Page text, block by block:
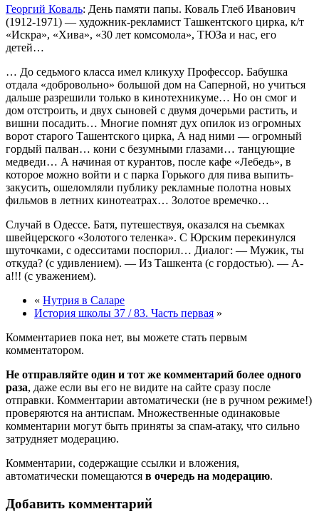
Георгий Коваль: День памяти папы. Коваль Глеб Иванович
(1912-1971) — художник-рекламист Ташкентского цирка, к/т
«Искра», «Хива», «30 лет комсомола», ТЮЗа и нас, его
детей…
… До седьмого класса имел кликуху Профессор. Бабушка
отдала «добровольно» большой дом на Саперной, но учиться
дальше разрешили только в кинотехникуме… Но он смог и
дом отстроить, и двух сыновей с двумя дочерьми растить, и
вишни посадить… Многие помнят дух опилок из огромных
ворот старого Ташентского цирка, А над ними — огромный
гордый палван… кони с безумными глазами… танцующие
медведи… А начиная от курантов, после кафе «Лебедь», в
которое можно войти и с парка Горького для пива выпить-
закусить, ошеломляли публику рекламные полотна новых
фильмов в летних кинотеатрах… Золотое времечко…
Случай в Одессе. Батя, путешествуя, оказался на съемках
швейцерского «Золотого теленка». С Юрским перекинулся
шуточками, с одесситами поспорил… Диалог: — Мужик, ты
откуда? (с удивлением). — Из Ташкента (с гордостью). — А-
а!!! (с уважением).
« Нутрия в Саларе
История школы 37 / 83. Часть первая »
Комментариев пока нет, вы можете стать первым
комментатором.
Не отправляйте один и тот же комментарий более одного
раза, даже если вы его не видите на сайте сразу после
отправки. Комментарии автоматически (не в ручном режиме!)
проверяются на антиспам. Множественные одинаковые
комментарии могут быть приняты за спам-атаку, что сильно
затрудняет модерацию.
Комментарии, содержащие ссылки и вложения,
автоматически помещаются в очередь на модерацию.
Добавить комментарий